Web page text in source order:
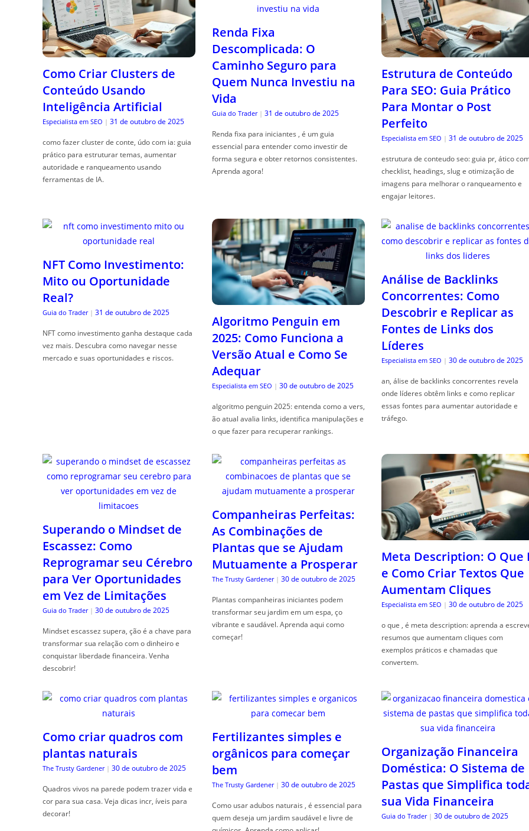
Como Criar Clusters de
Conteúdo Usando
Inteligência Artificial
Especialista em SEO | 31 de outubro de 2025
como fazer cluster de conte, údo com ia: guia
prático para estruturar temas, aumentar
autoridade e ranqueamento usando
ferramentas de IA.
Renda Fixa
Descomplicada: O
Caminho Seguro para
Quem Nunca Investiu na
Vida
Guia do Trader | 31 de outubro de 2025
Renda fixa para iniciantes , é um guia
essencial para entender como investir de
forma segura e obter retornos consistentes.
Aprenda agora!
Estrutura de Conteúdo
Para SEO: Guia Prático
Para Montar o Post
Perfeito
Especialista em SEO | 31 de outubro de 2025
estrutura de conteudo seo: guia pr, ático
checklist, headings, slug e otimização de
imagens para melhorar o ranqueamento e
engajar leitores.
NFT Como Investimento:
Mito ou Oportunidade
Real?
Guia do Trader | 31 de outubro de 2025
NFT como investimento ganha destaque cada
vez mais. Descubra como navegar nesse
mercado e suas oportunidades e riscos.
Algoritmo Penguin em
2025: Como Funciona a
Versão Atual e Como Se
Adequar
Especialista em SEO | 30 de outubro de 2025
algoritmo penguin 2025: entenda como a vers,
ão atual avalia links, identifica manipulações e
o que fazer para recuperar rankings.
Análise de Backlinks
Concorrentes: Como
Descobrir e Replicar as
Fontes de Links dos
Líderes
Especialista em SEO | 30 de outubro de 2025
an, álise de backlinks concorrentes revela
onde líderes obtêm links e como replicar
essas fontes para aumentar autoridade e
tráfego.
Superando o Mindset de
Escassez: Como
Reprogramar seu Cérebro
para Ver Oportunidades
em Vez de Limitações
Guia do Trader | 30 de outubro de 2025
Mindset escassez supera, ção é a chave para
transformar sua relação com o dinheiro e
conquistar liberdade financeira. Venha
descobrir!
Companheiras Perfeitas:
As Combinações de
Plantas que se Ajudam
Mutuamente a Prosperar
The Trusty Gardener | 30 de outubro de 2025
Plantas companheiras iniciantes podem
transformar seu jardim em um espa, ço
vibrante e saudável. Aprenda aqui como
começar!
Meta Description: O Que
e Como Criar Textos Que
Aumentam Cliques
Especialista em SEO | 30 de outubro de 2025
o que , é meta description: aprenda a
resumos que aumentam cliques com
exemplos práticos e chamadas que
convertem.
Como criar quadros com
plantas naturais
The Trusty Gardener | 30 de outubro de 2025
Quadros vivos na parede podem trazer vida e
cor para sua casa. Veja dicas incr, íveis para
decorar!
Fertilizantes simples e
orgânicos para começar
bem
The Trusty Gardener | 30 de outubro de 2025
Como usar adubos naturais , é essencial para
quem deseja um jardim saudável e livre de
Organização Financeira
Doméstica: O Sistema de
Pastas que Simplifica
sua Vida Financeira
Guia do Trader | 30 de outubro de 2025